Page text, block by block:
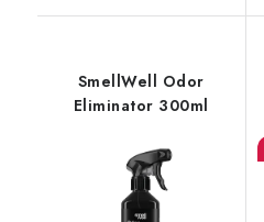
SmellWell Odor
Eliminator 300ml